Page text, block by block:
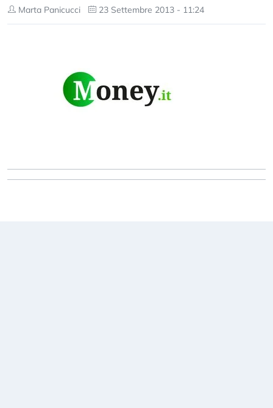
Marta Panicucci 23 Settembre 2013 - 11:24